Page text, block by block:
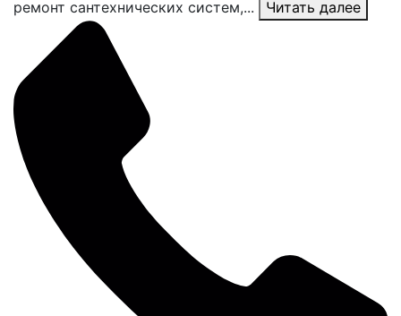
ремонт сантехнических систем,...
Читать далее